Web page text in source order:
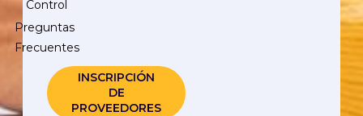
Control
Preguntas
Frecuentes
INSCRIPCIÓN
DE
PROVEEDORES